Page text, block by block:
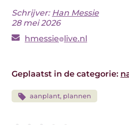
Schrijver: Han Messie
28 mei 2026
hmessie live.nl
Geplaatst in de categorie:
aanplant, plannen